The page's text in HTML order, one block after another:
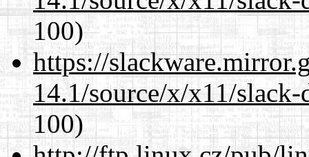
100)
https://
14.1/source/x/x11/
100)